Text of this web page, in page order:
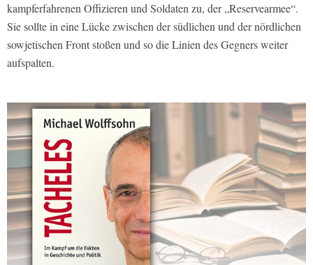
kampferfahrenen Offizieren und Soldaten zu, der „Reservearmee“.
Sie sollte in eine Lücke zwischen der südlichen und der nördlichen
sowjetischen Front stoßen und so die Linien des Gegners weiter
aufspalten.